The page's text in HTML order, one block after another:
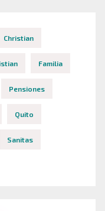
Christian
Familia
Pensiones
Quito
Sanitas